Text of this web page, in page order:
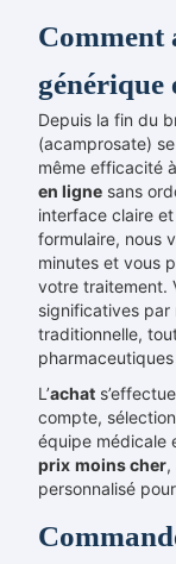
Comment
générique
Depuis la fin du
(acamprosate)
même efficacité
en ligne sans
interface claire
formulaire, nous
minutes et vous
votre traitement.
significatives
traditionnelle,
L’achat
compte,
équipe médicale
prix moins cher,
personnalisé